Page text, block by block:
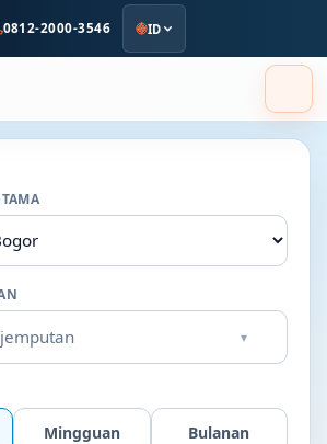
0812-2000-3546 ID
▾
Mingguan Bulanan